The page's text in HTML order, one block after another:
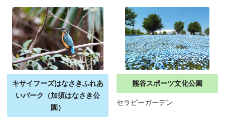
キサイフーズはなさきふれあ
いパーク（加須はなさき公
園）
熊谷スポーツ文化公園
セラピーガーデン